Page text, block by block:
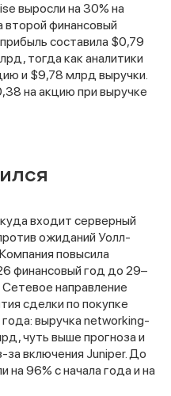
выросли на 30% на
второй финансовый
составила $0,79
тогда как аналитики
и $9,78 млрд выручки.
на акцию при выручке
входит серверный
ожиданий Уолл-
повысила
финансовый год до 29–
направление
сделки по покупке
выручка networking-
чуть выше прогноза и
за включения Juniper. До
на 96% с начала года и на